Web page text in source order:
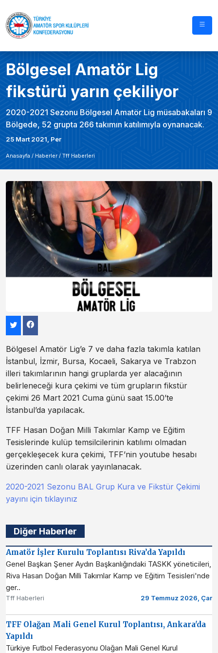
Bölgesel Amatör Lig
fikstürü yarın çekiliyor
2020-2021 Sezonu Bölgesel Amatör Lig müsabakaları 9
Bölgede, 52 grupta 266 takımın katılımıyla oynanacak.
25 Mart 2021, Per
Anasayfa / Haberler/ Tff Haberleri
Bölgesel Amatör Lig’e 7 ve daha fazla takımla katılan
İstanbul, İzmir, Bursa, Kocaeli, Sakarya ve Trabzon
illeri takımlarının hangi gruplarda yer alacağının
belirleneceği kura çekimi ve tüm grupların fikstür
çekimi 26 Mart 2021 Cuma günü saat 15.00’te
İstanbul’da yapılacak.
TFF Hasan Doğan Milli Takımlar Kamp ve Eğitim
Tesislerinde kulüp temsilcilerinin katılımı olmadan
gerçekleşecek kura çekimi, TFF’nin youtube hesabı
üzerinden canlı olarak yayınlanacak.
2020-2021 Sezonu BAL Grup Kura ve Fikstür Çekimi
yayını için tıklayınız
Diğer Haberler
Amatör İşler Kurulu Toplantısı Riva’da Yapıldı
Genel Başkan Şener Aydın Başkanlığındaki TASKK yöneticileri,
Riva Hasan Doğan Milli Takımlar Kamp ve Eğitim Tesisleri'nde
ger..
Tff Haberleri 29 Temmuz 2026, Çar
TFF Olağan Mali Genel Kurul Toplantısı, Ankara'da
Yapıldı
Türkiye Futbol Federasyonu Olağan Mali Genel Kurul